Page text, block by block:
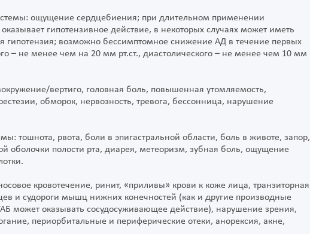
ощущение сердцебиения; при длительном применении
гипотензивное действие, в некоторых случаях может иметь
гипотензия; возможно бессимптомное снижение АД в течение первых
– не менее чем на 20 мм рт.ст., диастолического – не менее чем 10 мм
вертиго, головная боль, повышенная утомляемость,
обморок, нервозность, тревога, бессонница, нарушение
тошнота, рвота, боли в эпигастральной области, боль в животе, запор,
оболочки полости рта, диарея, метеоризм, зубная боль, ощущение
кровотечение, ринит, «приливы» крови к коже лица, транзиторная
и судороги мышц нижних конечностей (как и другие производные
может оказывать сосудосуживающее действие), нарушение зрения,
периорбитальные и периферические отеки, анорексия, акне,